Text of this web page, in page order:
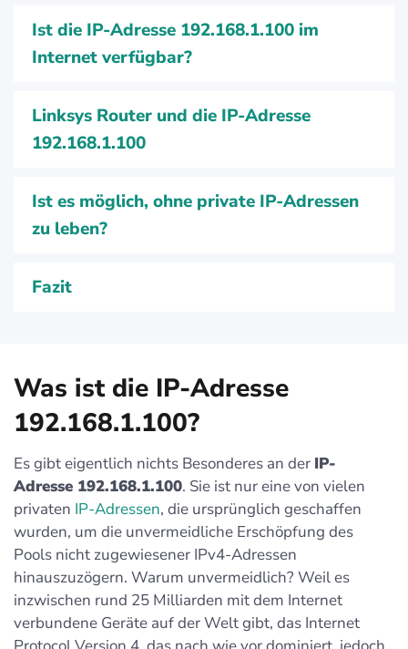
Ist die IP-Adresse 192.168.1.100 im
Internet verfügbar?
Linksys Router und die IP-Adresse
192.168.1.100
Ist es möglich, ohne private IP-Adressen
zu leben?
Fazit
Was ist die IP-Adresse
192.168.1.100?
Es gibt eigentlich nichts Besonderes an der IP-
Adresse 192.168.1.100. Sie ist nur eine von vielen
privaten IP-Adressen, die ursprünglich geschaffen
wurden, um die unvermeidliche Erschöpfung des
Pools nicht zugewiesener IPv4-Adressen
hinauszuzögern. Warum unvermeidlich? Weil es
inzwischen rund 25 Milliarden mit dem Internet
verbundene Geräte auf der Welt gibt, das Internet